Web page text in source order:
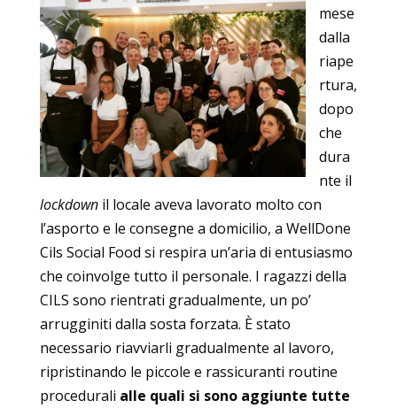
mese
dalla
riape
rtura,
dopo
che
dura
nte il
lockdownil locale aveva lavorato molto con
l’asporto e le consegne a domicilio, a WellDone
Cils Social Food si respira un’aria di entusiasmo
che coinvolge tutto il personale. I ragazzi della
CILS sono rientrati gradualmente, un po’
arrugginiti dalla sosta forzata. È stato
necessario riavviarli gradualmente al lavoro,
ripristinando le piccole e rassicuranti routine
procedurali alle quali si sono aggiunte tutte